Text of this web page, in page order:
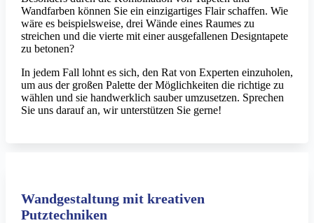
Wandfarben können Sie ein einzigartiges Flair schaffen. Wie
wäre es beispielsweise, drei Wände eines Raumes zu
streichen und die vierte mit einer ausgefallenen Designtapete
zu betonen?
In jedem Fall lohnt es sich, den Rat von Experten einzuholen,
um aus der großen Palette der Möglichkeiten die richtige zu
wählen und sie handwerklich sauber umzusetzen. Sprechen
Sie uns darauf an, wir unterstützen Sie gerne!
Wandgestaltung mit kreativen
Putztechniken